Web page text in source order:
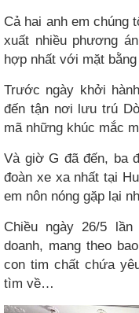
Cả hai anh em chúng
xuất nhiều phương
hợp nhất với mặt
Trước ngày khởi
đến tận nơi lưu trú
mã những khúc mắc
Và giờ G đã đến, ba
đoàn xe xa nhất tại
em nôn nóng gặp lại
Chiều ngày 26/5
doanh, mang theo
con tim chất chứa
tìm về…